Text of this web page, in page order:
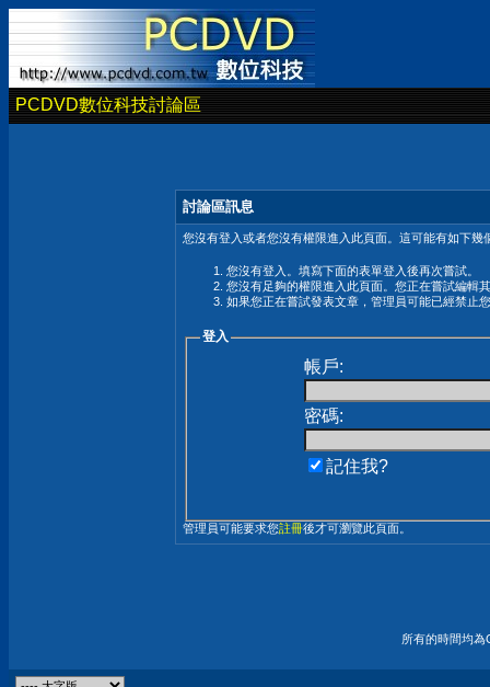
PCDVD數位科技討論區
討論區訊息
您沒有登入或者您沒有權限進入此頁面。這可能有如下幾
您沒有登入。填寫下面的表單登入後再次嘗試。
您沒有足夠的權限進入此頁面。您正在嘗試編輯
如果您正在嘗試發表文章，管理員可能已經禁止
登入
帳戶:
密碼:
記住我?
管理員可能要求您註冊後才可瀏覽此頁面。
所有的時間均為